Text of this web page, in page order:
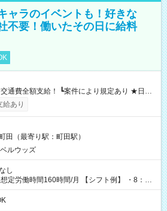
ャラのイベントも！好きな
不要！働いたその日に給料
り） ┗働いたその日に現金GET♪ お仕事後はコ
分を引き落とせます！ 【試用期間】試
給あり
田（最寄り駅：町田駅）
ルウッズ
し
間160時間/月 【シフト例】 ・8：00